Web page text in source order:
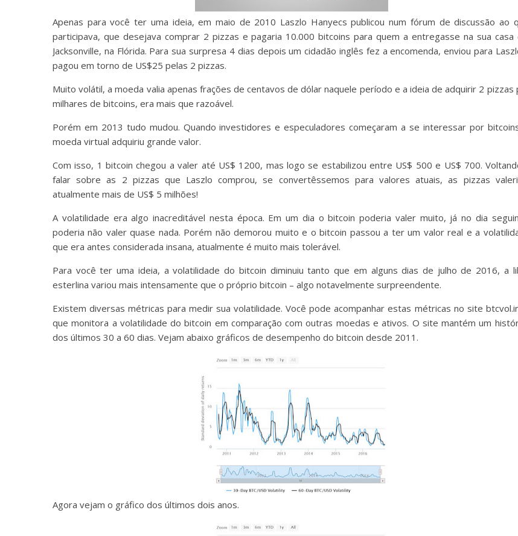
Apenas para você ter uma ideia, em maio de 2010 Laszlo Hanyecs publicou num fórum de discussão ao
participava, que desejava comprar 2 pizzas e pagaria 10.000 bitcoins para quem a entregasse na sua casa
Jacksonville, na Flórida. Para sua surpresa 4 dias depois um cidadão inglês fez a encomenda, enviou para
pagou em torno de US$25 pelas 2 pizzas.
Muito volátil, a moeda valia apenas frações de centavos de dólar naquele período e a ideia de adquirir 2 pizzas
milhares de bitcoins, era mais que razoável.
Porém em 2013 tudo mudou. Quando investidores e especuladores começaram a se interessar por
moeda virtual adquiriu grande valor.
Com isso, 1 bitcoin chegou a valer até US$ 1200, mas logo se estabilizou entre US$ 500 e US$ 700.
falar sobre as 2 pizzas que Laszlo comprou, se convertêssemos para valores atuais, as pizzas
atualmente mais de US$ 5 milhões!
A volatilidade era algo inacreditável nesta época. Em um dia o bitcoin poderia valer muito, já no dia
poderia não valer quase nada. Porém não demorou muito e o bitcoin passou a ter um valor real e a
que era antes considerada insana, atualmente é muito mais tolerável.
Para você ter uma ideia, a volatilidade do bitcoin diminuiu tanto que em alguns dias de julho de 2016, a
esterlina variou mais intensamente que o próprio bitcoin – algo notavelmente surpreendente.
Existem diversas métricas para medir sua volatilidade. Você pode acompanhar estas métricas no site
que monitora a volatilidade do bitcoin em comparação com outras moedas e ativos. O site mantém um
dos últimos 30 a 60 dias. Vejam abaixo gráficos de desempenho do bitcoin desde 2011.
Agora vejam o gráfico dos últimos dois anos.